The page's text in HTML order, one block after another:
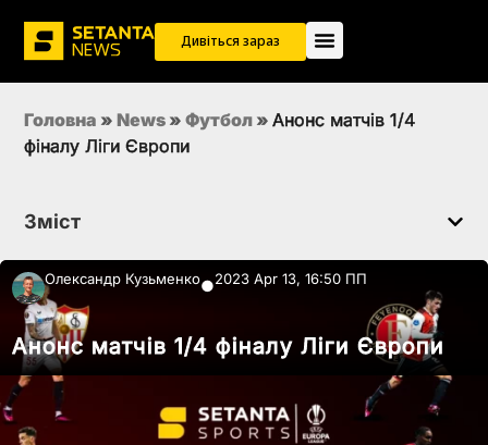
Дивіться зараз
Головна » News » Футбол » Анонс матчів 1/4
фіналу Ліги Європи
Зміст
Олександр Кузьменко●2023 Apr 13, 16:50 ПП
Анонс матчів 1/4 фіналу Ліги Європи